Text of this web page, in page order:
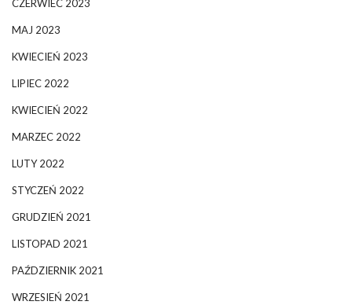
CZERWIEC 2023
MAJ 2023
KWIECIEŃ 2023
LIPIEC 2022
KWIECIEŃ 2022
MARZEC 2022
LUTY 2022
STYCZEŃ 2022
GRUDZIEŃ 2021
LISTOPAD 2021
PAŹDZIERNIK 2021
WRZESIEŃ 2021